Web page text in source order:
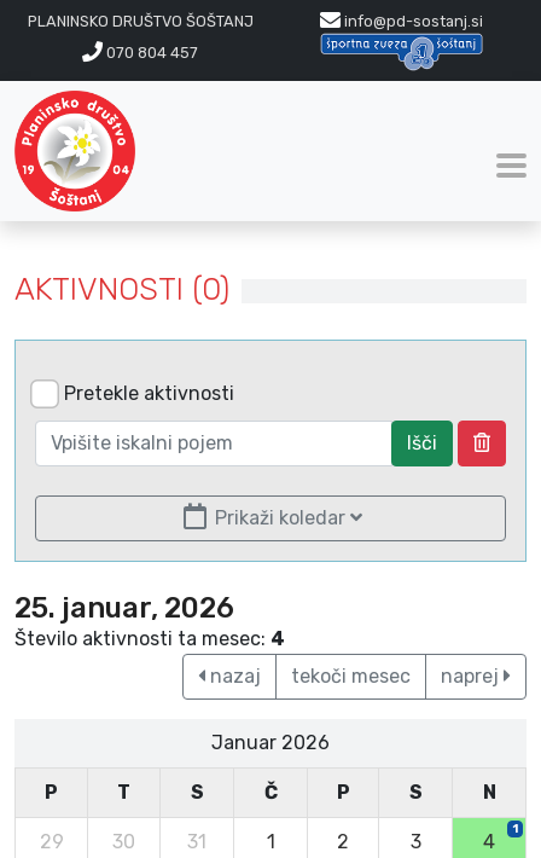
PLANINSKO DRUŠTVO ŠOŠTANJ
info@pd-sostanj.si
070 804 457
AKTIVNOSTI (0)
Pretekle aktivnosti
Išči
Prikaži koledar
25. januar, 2026
Število aktivnosti ta mesec: 4
nazaj
tekoči mesec naprej
Januar 2026
P T S Č P S N
29 30 31 1 2 3 4
1